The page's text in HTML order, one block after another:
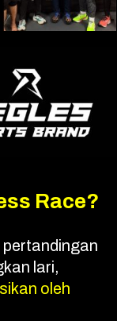
Race?
pertandingan
lari,
oleh